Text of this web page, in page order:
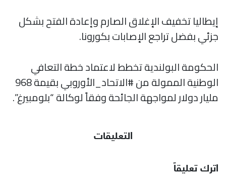
إيطاليا تخفيف الإغلاق الصارم وإعادة الفتح بشكل
جزئي بفضل تراجع الإصابات بكورونا.
الحكومة البولندية تخطط لاعتماد خطة التعافي
الوطنية الممولة من #الاتحاد_الأوروبي بقيمة 968
مليار دولار لمواجهة الجائحة وفقاً لوكالة “بلومبيرغ”.
التعليقات
اترك تعليقاً